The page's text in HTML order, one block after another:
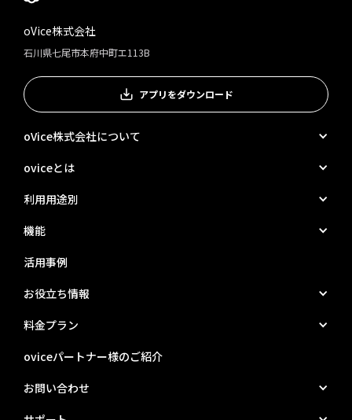
oVice株式会社
石川県七尾市本府中町エ113B
アプリをダウンロード
oVice株式会社について
oviceとは
利用用途別
機能
活用事例
お役立ち情報
料金プラン
oviceパートナー様のご紹介
お問い合わせ